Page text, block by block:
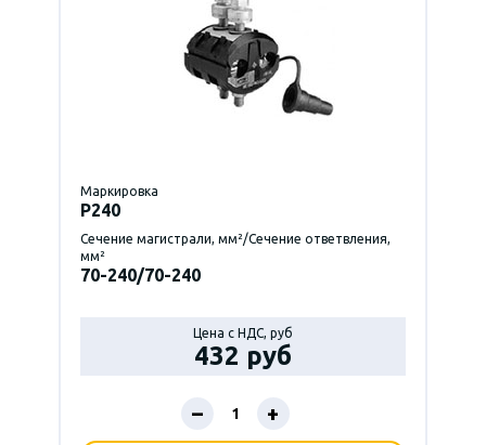
Маркировка
P240
Сечение магистрали, мм²/Сечение ответвления,
мм²
70-240/70-240
Цена с НДС, руб
432 руб
– +